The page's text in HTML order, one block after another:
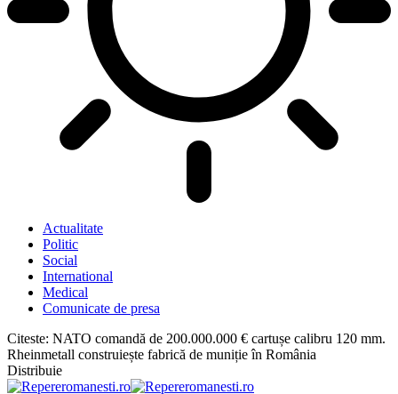
Actualitate
Politic
Social
International
Medical
Comunicate de presa
Citeste: NATO comandă de 200.000.000 € cartușe calibru 120 mm.
Rheinmetall construiește fabrică de muniție în România
Distribuie